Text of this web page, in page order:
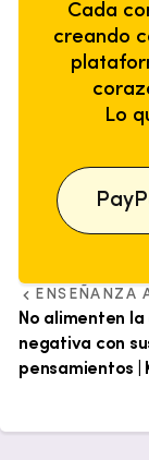
Cada
creando
Lo
ENSEÑANZA
No alimenten
negativa con
pensamientos |